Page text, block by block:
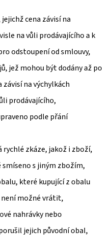
cena závisí na
na vůli prodávajícího a k
odstoupení od smlouvy,
jež mohou být dodány až po
na výchylkách
prodávajícího,
podle přání
zkáze, jakož i zboží,
s jiným zbožím,
které kupující z obalu
není možné vrátit,
nahrávky nebo
jejich původní obal,